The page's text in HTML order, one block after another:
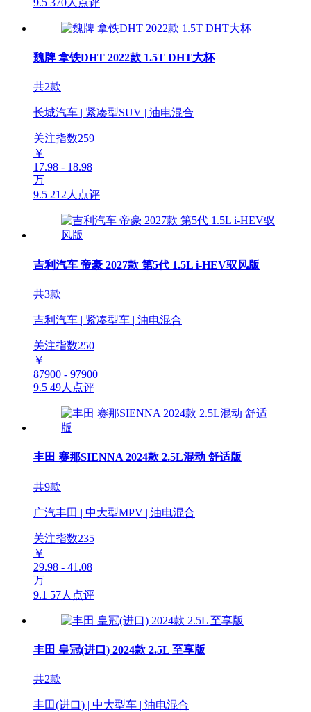
9.5 370人点评
魏牌 拿铁DHT 2022款 1.5T DHT大杯
共2款
长城汽车 | 紧凑型SUV | 油电混合
关注指数259
￥
17.98 - 18.98
万
9.5 212人点评
吉利汽车 帝豪 2027款 第5代 1.5L i-HEV驭风版
共3款
吉利汽车 | 紧凑型车 | 油电混合
关注指数250
￥
87900 - 97900
9.5 49人点评
丰田 赛那SIENNA 2024款 2.5L混动 舒适版
共9款
广汽丰田 | 中大型MPV | 油电混合
关注指数235
￥
29.98 - 41.08
万
9.1 57人点评
丰田 皇冠(进口) 2024款 2.5L 至享版
共2款
丰田(进口) | 中大型车 | 油电混合